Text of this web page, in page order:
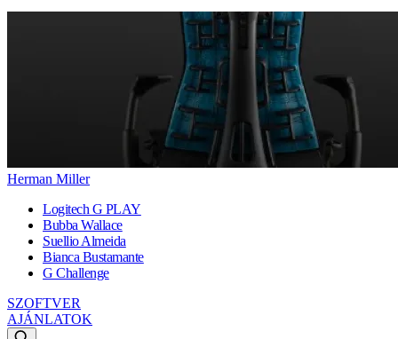
Herman Miller
Logitech G PLAY
Bubba Wallace
Suellio Almeida
Bianca Bustamante
G Challenge
SZOFTVER
AJÁNLATOK